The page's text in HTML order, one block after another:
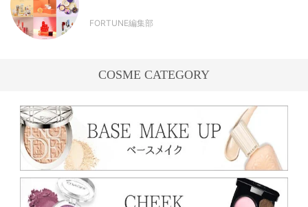
FORTUNE編集部
COSME CATEGORY